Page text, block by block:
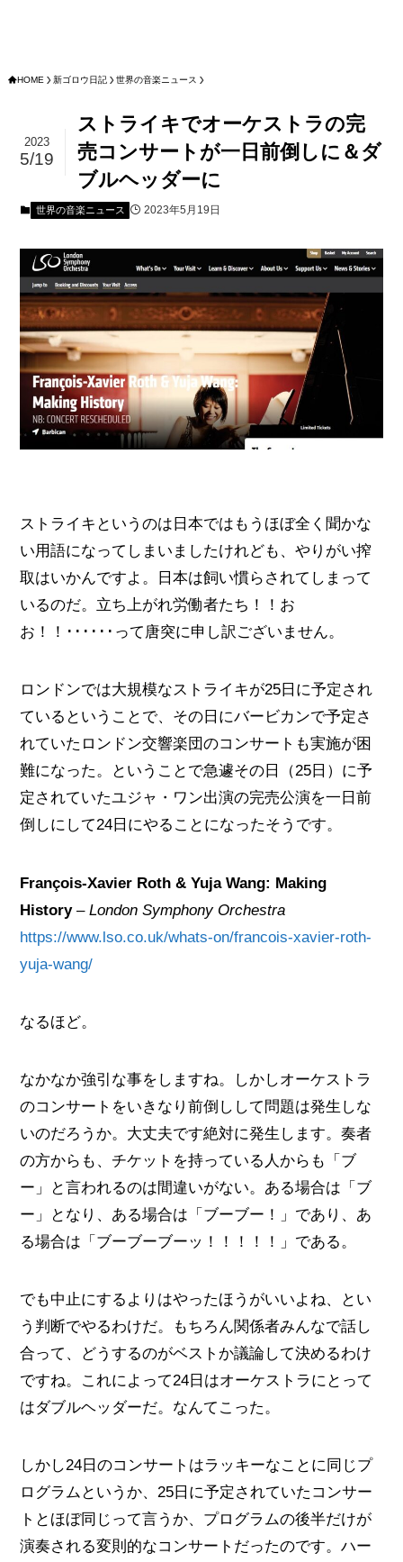
HOME 新ゴロウ日記 世界の音楽ニュース
ストライキでオーケストラの完
売コンサートが一日前倒しに＆ダ
ブルヘッダーに
2023
5/19
世界の音楽ニュース 2023年5月19日
ストライキというのは日本ではもうほぼ全く聞かな
い用語になってしまいましたけれども、やりがい搾
取はいかんですよ。日本は飼い慣らされてしまって
いるのだ。立ち上がれ労働者たち！！お
お！！･･････って唐突に申し訳ございません。
ロンドンでは大規模なストライキが25日に予定され
ているということで、その日にバービカンで予定さ
れていたロンドン交響楽団のコンサートも実施が困
難になった。ということで急遽その日（25日）に予
定されていたユジャ・ワン出演の完売公演を一日前
倒しにして24日にやることになったそうです。
François-Xavier Roth & Yuja Wang: Making
History–London Symphony Orchestra
https://www.lso.co.uk/whats-on/francois-xavier-roth-
yuja-wang/
なるほど。
なかなか強引な事をしますね。しかしオーケストラ
のコンサートをいきなり前倒しして問題は発生しな
いのだろうか。大丈夫です絶対に発生します。奏者
の方からも、チケットを持っている人からも「ブ
ー」と言われるのは間違いがない。ある場合は「ブ
ー」となり、ある場合は「ブーブー！」であり、あ
る場合は「ブーブーブーッ！！！！！」である。
でも中止にするよりはやったほうがいいよね、とい
う判断でやるわけだ。もちろん関係者みんなで話し
合って、どうするのがベストか議論して決めるわけ
ですね。これによって24日はオーケストラにとって
はダブルヘッダーだ。なんてこった。
しかし24日のコンサートはラッキーなことに同じプ
ログラムというか、25日に予定されていたコンサー
トとほぼ同じって言うか、プログラムの後半だけが
演奏される変則的なコンサートだったのです。ハー